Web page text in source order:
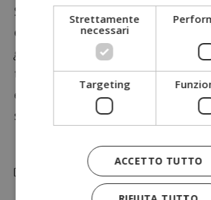
Se avrai la fortuna di vincere,
entro 5 giorni dalla vincita
tutta la documentazione
elencata nel
regolamento
scontrin o ed i tuoi dati
Strettamente
necessari
Targeting
ACCETTO TUTTO